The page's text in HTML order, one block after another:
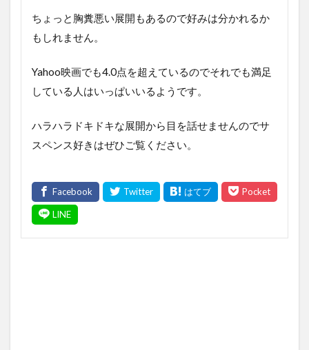
ちょっと胸糞悪い展開もあるので好みは分かれるか
もしれません。
Yahoo映画でも4.0点を超えているのでそれでも満足
している人はいっぱいいるようです。
ハラハラドキドキな展開から目を話せませんのでサ
スペンス好きはぜひご覧ください。